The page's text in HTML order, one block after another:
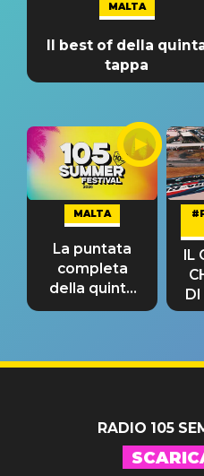
MALTA
Il best of della
tappa
MALTA
La puntata
completa
della quinta
tappa
RADIO 105